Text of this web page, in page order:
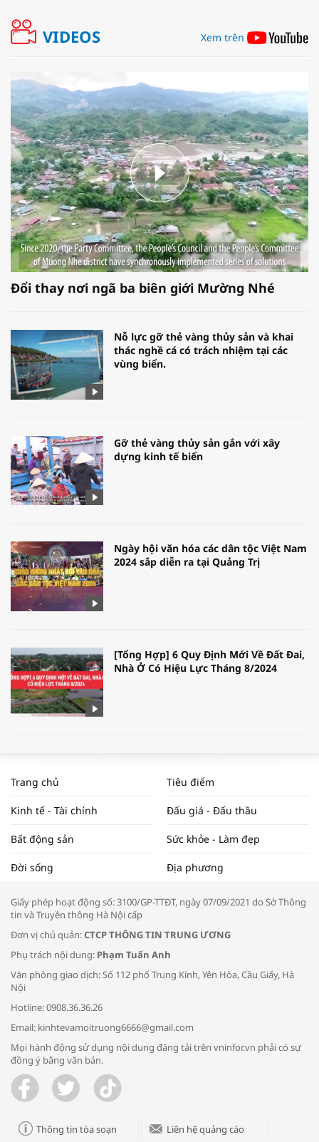
VIDEOS Xem trên
Đổi thay nơi ngã ba biên giới Mường Nhé
Nỗ lực gỡ thẻ vàng thủy sản và khai
thác nghề cá có trách nhiệm tại các
vùng biển.
Gỡ thẻ vàng thủy sản gắn với xây
dựng kinh tế biển
Ngày hội văn hóa các dân tộc Việt Nam
2024 sắp diễn ra tại Quảng Trị
[Tổng Hợp] 6 Quy Định Mới Về Đất Đai,
Nhà Ở Có Hiệu Lực Tháng 8/2024
NAM NĂM 2024 VÀ NĂM 2025 | NHỊP
ĐẬP THỊ TRƯỜNG #62
Tọa đàm “Xúc tiến thương mại: Khơi
Bác sĩ tư vấn cách phòng tránh bệnh
Trao yêu thương cho em
Trang chủ Tiêu điểm
Kinh tế - Tài chính Đấu giá - Đấu thầu
Bất động sản Sức khỏe - Làm đẹp
Đời sống Địa phương
Giấy phép hoạt động số: 3100/GP-TTĐT, ngày 07/09/2021 do Sở Thông
tin và Truyền thông Hà Nội cấp
Đơn vị chủ quản:CTCP THÔNG TIN TRUNG ƯƠNG
Phụ trách nội dung: Phạm Tuấn Anh
Văn phòng giao dịch: Số 112 phố Trung Kính, Yên Hòa, Cầu Giấy, Hà
Nội
Hotline: 0908.36.36.26
Email: kinhtevamoitruong6666@gmail.com
Mọi hành động sử dụng nội dung đăng tải trên vninfor.vn phải có sự
đồng ý bằng văn bản.
Thông tin tòa soạn Liên hệ quảng cáo